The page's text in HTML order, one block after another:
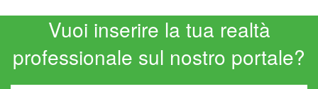
Vuoi inserire la tua realtà
professionale sul nostro portale?